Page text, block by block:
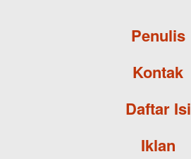
Penulis
Kontak
Daftar Isi
Iklan